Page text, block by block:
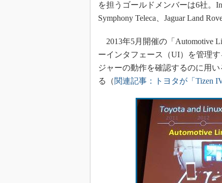
を担うゴールドメンバーは6社。
Symphony Teleca、Jaguar Land
2013年5月開催の「Automotive
ーインタフェース（UI）を管理
ジャーの動作を確認するのに用
る（関連記事：トヨタが「Tizen